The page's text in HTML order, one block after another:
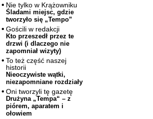
Nie tylko w Krążowniku
Śladami miejsc, gdzie
tworzyło się „Tempo”
Gościli w redakcji
Kto przeszedł przez te
drzwi (i dlaczego nie
zapomniał wizyty)
To też część naszej
historii
Nieoczywiste wątki,
niezapomniane rozdziały
Oni tworzyli tę gazetę
Drużyna „Tempa“ – z
piórem, aparatem i
ołowiem